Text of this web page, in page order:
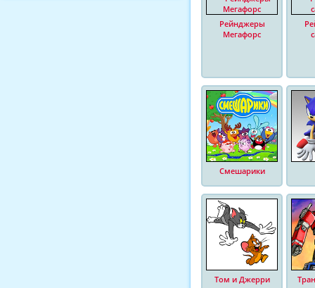
Рейнджеры
Мегафорс
Смешарики
Том и Джерри